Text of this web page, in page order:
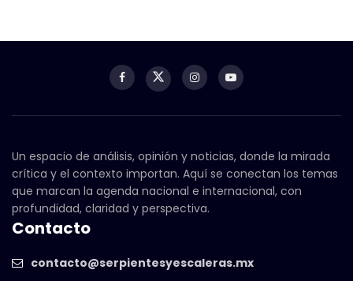
Un espacio de análisis, opinión y noticias, donde la mirada
crítica y el contexto importan. Aquí se conectan los temas
que marcan la agenda nacional e internacional, con
profundidad, claridad y perspectiva.
Contacto
contacto@serpientesyescaleras.mx